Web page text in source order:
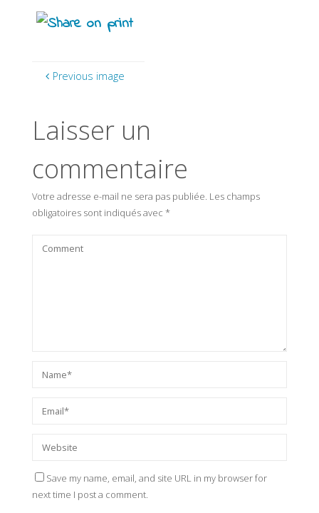
Previous image
Laisser un
commentaire
Votre adresse e-mail ne sera pas publiée. Les champs
obligatoires sont indiqués avec *
Save my name, email, and site URL in my browser for
next time I post a comment.